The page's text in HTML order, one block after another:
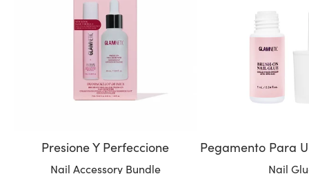
Presione Y Perfeccione
Variante:
Nail Accessory Bundle Nail